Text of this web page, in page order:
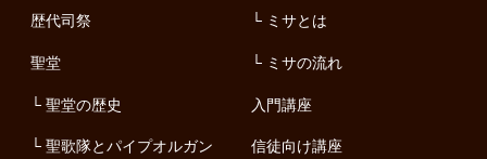
歴代司祭
聖堂
聖堂の歴史
聖歌隊とパイプオルガン
ミサとは
ミサの流れ
入門講座
信徒向け講座